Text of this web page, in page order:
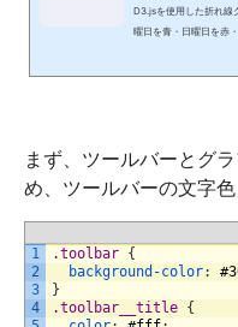
D3.jsを使用した折れ線
曜日を青・日曜日を赤
まず、ツールバーとグ
め、ツールバーの文字
1
2
3
4
.toolbar {
background-color:
}
.toolbar__title {